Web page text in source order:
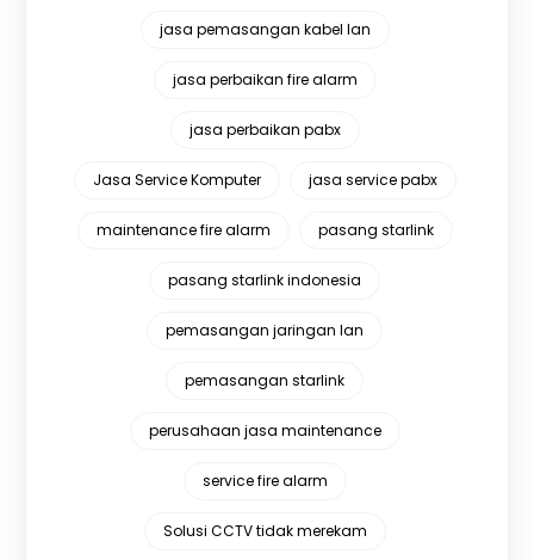
jasa pemasangan kabel lan
jasa perbaikan fire alarm
jasa perbaikan pabx
Jasa Service Komputer jasa service pabx
maintenance fire alarm pasang starlink
pasang starlink indonesia
pemasangan jaringan lan
pemasangan starlink
perusahaan jasa maintenance
service fire alarm
Solusi CCTV tidak merekam